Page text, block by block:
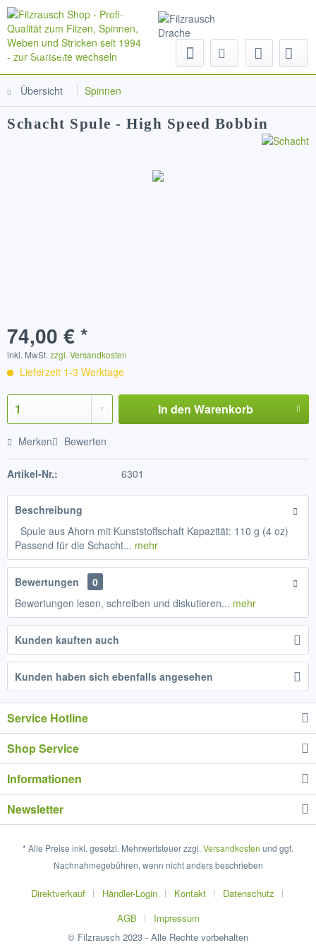
Menü
Übersicht Spinnen
Schacht Spule - High Speed Bobbin
74,00 € *
inkl. MwSt. zzgl. Versandkosten
Lieferzeit 1-3 Werktage
In den Warenkorb
Merken Bewerten
Artikel-Nr.: 6301
Beschreibung
Spule aus Ahorn mit Kunststoffschaft Kapazität: 110 g (4 oz)
Passend für die Schacht... mehr
Bewertungen
0
Bewertungen lesen, schreiben und diskutieren... mehr
Kunden kauften auch
Kunden haben sich ebenfalls angesehen
Service Hotline
Shop Service
Informationen
Newsletter
* Alle Preise inkl. gesetzl. Mehrwertsteuer zzgl. Versandkosten und ggf.
Nachnahmegebühren, wenn nicht anders beschrieben
Direktverkauf Händler-Login Kontakt
Datenschutz
AGB
Impressum
© Filzrausch 2023 - Alle Rechte vorbehalten